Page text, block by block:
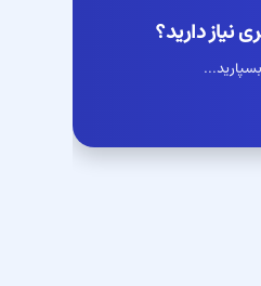
نیاز دارید؟